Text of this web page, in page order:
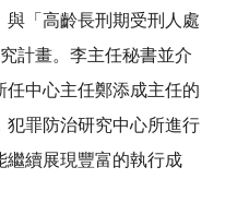
「高齡長刑期受刑人處
計畫。李主任秘書並介
中心主任鄭添成主任的
犯罪防治研究中心所進行
繼續展現豐富的執行成